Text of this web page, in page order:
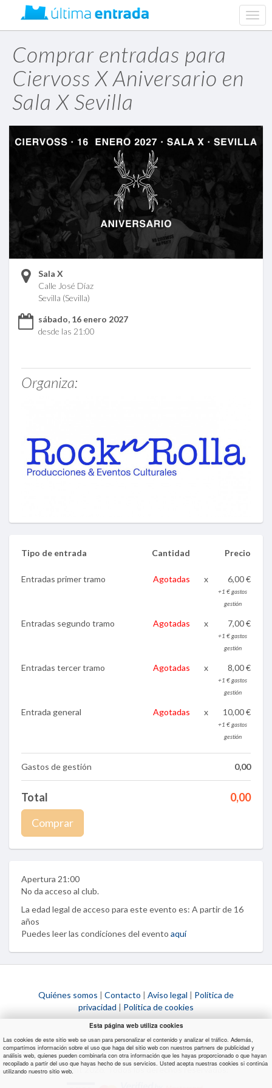
Esta página web utiliza cookies
Las cookies de este sitio web se usan para personalizar el contenido y analizar el tráfico. Además,
compartimos información sobre el uso que haga del sitio web con nuestros partners de publicidad y
análisis web, quienes pueden combinarla con otra información que les hayas proporcionado o que hayan
recopilado a partir del uso que hayas hecho de sus servicios. Usted acepta nuestras cookies si continúa
utilizando nuestro sitio web.
Comprar entradas para
Ciervoss X Aniversario en
Sala X Sevilla
Sala X
Calle José Díaz
Sevilla (Sevilla)
sábado, 16 enero 2027
desde las 21:00
Organiza:
Tipo de entrada Precio
Cantidad
Agotadas x 6,00 €
+1 € gastos
gestión
Entradas primer tramo
Agotadas x 7,00 €
+1 € gastos
gestión
Entradas segundo tramo
Agotadas x 8,00 €
+1 € gastos
gestión
Entradas tercer tramo
Agotadas x 10,00 €
+1 € gastos
gestión
Entrada general
Gastos de gestión 0,00
Total
0,00
Comprar
Apertura 21:00
No da acceso al club.
La edad legal de acceso para este evento es: A partir de 16
años
Puedes leer las condiciones del evento aquí
Quiénes somos | Contacto | Aviso legal | Política de
privacidad | Política de cookies
¿Necesitas ayuda?
info@ultimaentrada.com
Copyright 2026. Todos los derechos reservados.